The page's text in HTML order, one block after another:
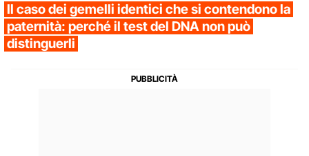
Il caso dei gemelli identici che si contendono la
paternità: perché il test del DNA non può
distinguerli